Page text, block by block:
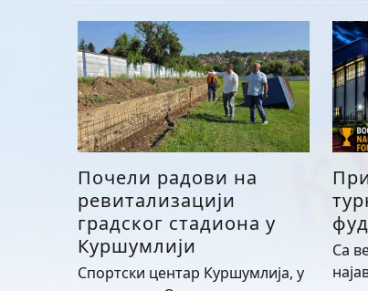
Почели радови на
ревитализацији
градског стадиона у
Куршумлији
Спортски центар Куршумлија, у
Са